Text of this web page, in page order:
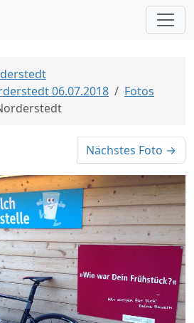
06.07.2018
Fotos
Nächstes Foto →